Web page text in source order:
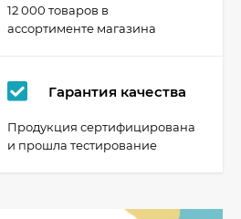
12 000 товаров в
ассортименте магазина
Гарантия качества
Продукция сертифицирована
и прошла тестирование